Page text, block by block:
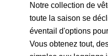
Notre collection de
toute la saison se
éventail d'options
Vous obtenez tout,